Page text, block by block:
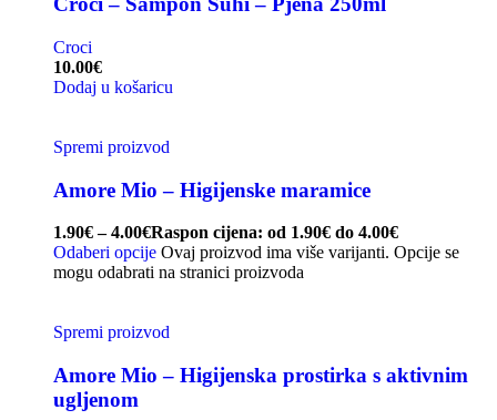
Croci
10.00€
Dodaj u košaricu
Spremi proizvod
Amore Mio – Higijenske maramice
1.90€ – 4.00€Raspon cijena: od 1.90€ do 4.00€
Odaberi opcije Ovaj proizvod ima više varijanti. Opcije se
mogu odabrati na stranici proizvoda
Spremi proizvod
Amore Mio – Higijenska prostirka s aktivnim
ugljenom